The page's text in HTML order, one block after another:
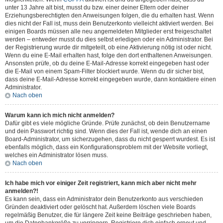
unter 13 Jahre alt bist, musst du bzw. einer deiner Eltern oder deiner
Erziehungsberechtigten den Anweisungen folgen, die du erhalten hast. Wenn
dies nicht der Fall ist, muss dein Benutzerkonto vielleicht aktiviert werden. Bei
einigen Boards müssen alle neu angemeldeten Mitglieder erst freigeschaltet
werden – entweder musst du dies selbst erledigen oder ein Administrator. Bei
der Registrierung wurde dir mitgeteilt, ob eine Aktivierung nötig ist oder nicht.
Wenn du eine E-Mail erhalten hast, folge den dort enthaltenen Anweisungen.
Ansonsten prüfe, ob du deine E-Mail-Adresse korrekt eingegeben hast oder
die E-Mail von einem Spam-Filter blockiert wurde. Wenn du dir sicher bist,
dass deine E-Mail-Adresse korrekt eingegeben wurde, dann kontaktiere einen
Administrator.
Nach oben
Warum kann ich mich nicht anmelden?
Dafür gibt es viele mögliche Gründe. Prüfe zunächst, ob dein Benutzername
und dein Passwort richtig sind. Wenn dies der Fall ist, wende dich an einen
Board-Administrator, um sicherzugehen, dass du nicht gesperrt wurdest. Es ist
ebenfalls möglich, dass ein Konfigurationsproblem mit der Website vorliegt,
welches ein Administrator lösen muss.
Nach oben
Ich habe mich vor einiger Zeit registriert, kann mich aber nicht mehr
anmelden?!
Es kann sein, dass ein Administrator dein Benutzerkonto aus verschieden
Gründen deaktiviert oder gelöscht hat. Außerdem löschen viele Boards
regelmäßig Benutzer, die für längere Zeit keine Beiträge geschrieben haben,